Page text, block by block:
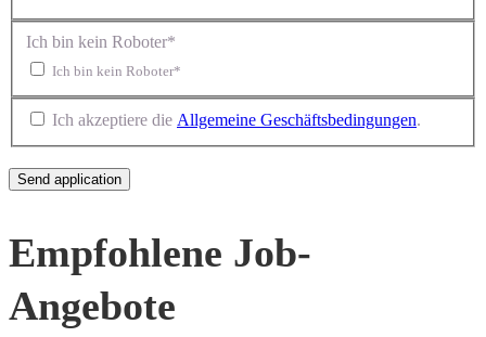
Ich bin kein Roboter*
Ich bin kein Roboter*
Ich akzeptiere die Allgemeine Geschäftsbedingungen.
Empfohlene Job-
Angebote